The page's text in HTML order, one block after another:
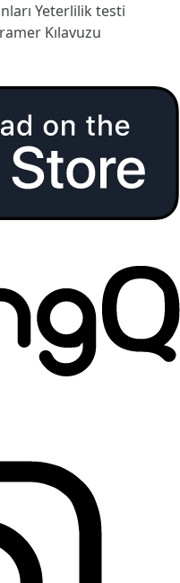
Yeterlilik testi
Kılavuzu